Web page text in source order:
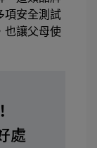
項安全測試
也讓父母使